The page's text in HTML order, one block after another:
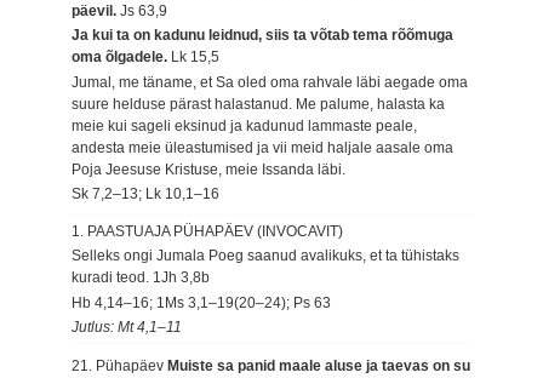
päevil.Js 63,9
Ja kui ta on kadunu leidnud, siis ta võtab tema rõõmuga
oma õlgadele. Lk 15,5
Jumal, me täname, et Sa oled oma rahvale läbi aegade oma
suure helduse pärast halastanud. Me palume, halasta ka
meie kui sageli eksinud ja kadunud lammaste peale,
andesta meie üleastumised ja vii meid haljale aasale oma
Poja Jeesuse Kristuse, meie Issanda läbi.
Sk 7,2–13; Lk 10,1–16
1. PAASTUAJA PÜHAPÄEV (INVOCAVIT)
Selleks ongi Jumala Poeg saanud avalikuks, et ta tühistaks
kuradi teod. 1Jh 3,8b
Hb 4,14–16; 1Ms 3,1–19(20–24); Ps 63
Jutlus: Mt 4,1–11
21. Pühapäev Muiste sa panid maale aluse ja taevas on su